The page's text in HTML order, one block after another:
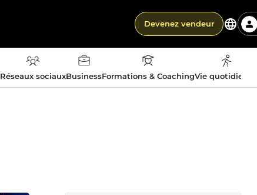
Devenez vendeur
Réseaux sociauxBusinessFormations & CoachingVie